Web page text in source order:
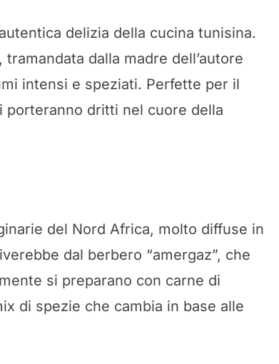
delizia della cucina tunisina.
, tramandata dalla madre dell’autore
intensi e speziati. Perfette per il
porteranno dritti nel cuore della
del Nord Africa, molto diffuse in
dal berbero “amergaz”, che
si preparano con carne di
di spezie che cambia in base alle